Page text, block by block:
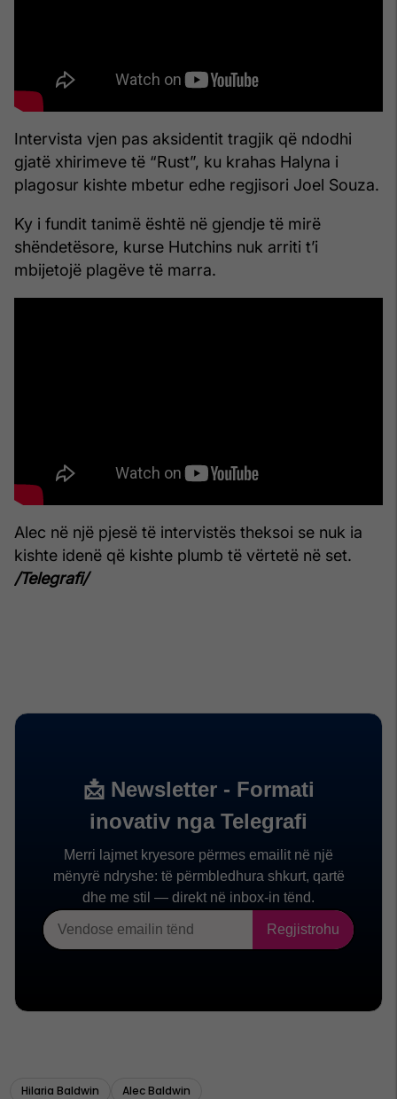
Intervista vjen pas aksidentit tragjik që ndodhi
gjatë xhirimeve të “Rust”, ku krahas Halyna i
plagosur kishte mbetur edhe regjisori Joel Souza.
Ky i fundit tanimë është në gjendje të mirë
shëndetësore, kurse Hutchins nuk arriti t’i
mbijetojë plagëve të marra.
Alec në një pjesë të intervistës theksoi se nuk ia
kishte idenë që kishte plumb të vërtetë në set.
/Telegrafi/
Hilaria Baldwin Alec Baldwin